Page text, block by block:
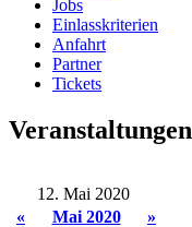
Jobs
Einlasskriterien
Anfahrt
Partner
Tickets
Veranstaltungen
12. Mai 2020
«
Mai 2020
»